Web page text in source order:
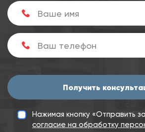
Получить
Нажимая кнопку «Отправить
согласие на обработку